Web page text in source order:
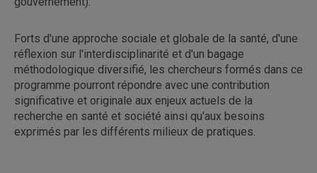
Forts d'une approche sociale et globale de la santé, d'une
réflexion sur l'interdisciplinarité et d'un bagage
méthodologique diversifié, les chercheurs formés dans ce
programme pourront répondre avec une contribution
significative et originale aux enjeux actuels de la
recherche en santé et société ainsi qu'aux besoins
exprimés par les différents milieux de pratiques.